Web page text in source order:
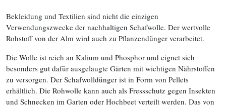
Bekleidung und Textilien sind nicht die einzigen
Verwendungszwecke der nachhaltigen Schafwolle. Der wertvolle
Rohstoff von der Alm wird auch zu Pflanzendünger verarbeitet.
Die Wolle ist reich an Kalium und Phosphor und eignet sich
besonders gut dafür ausgelaugte Gärten mit wichtigen Nährstoffen
zu versorgen. Der Schafwolldünger ist in Form von Pellets
erhältlich. Die Rohwolle kann auch als Fressschutz gegen Insekten
und Schnecken im Garten oder Hochbeet verteilt werden. Das von